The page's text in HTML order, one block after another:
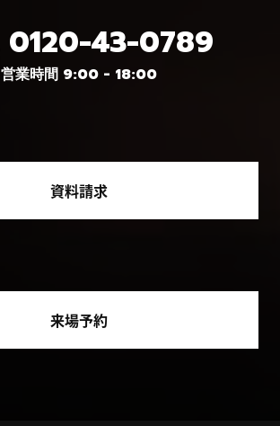
0120-43-0789
営業時間 9:00 - 18:00
資料請求
来場予約